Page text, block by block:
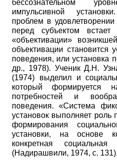
бессознательном
импульсивной
проблем в удовлетворении
перед субъектом
«объективации»
объективации становится
поведения, или установка
др., 1978). Ученик Д.Н.
(1974) выделил и
который формируется
потребностей и
поведения. «Система
установок выполняет роль
формирования
установки, на основе
конкретная социальная
(Надирашвили, 1974, с. 131).